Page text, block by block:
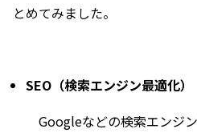
とめてみました。
SEO（検索エンジン最適化）
Googleなどの検索エンジン